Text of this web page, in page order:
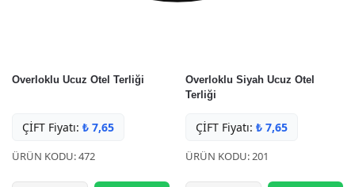
Overloklu Ucuz Otel Terliği
ÇİFT Fiyatı: ₺ 7,65
ÜRÜN KODU: 472
Overloklu Siyah Ucuz Otel
Terliği
ÇİFT Fiyatı: ₺ 7,65
ÜRÜN KODU: 201